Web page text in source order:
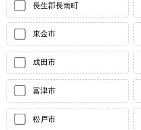
長生郡長南町
東金市
成田市
富津市
松戸市